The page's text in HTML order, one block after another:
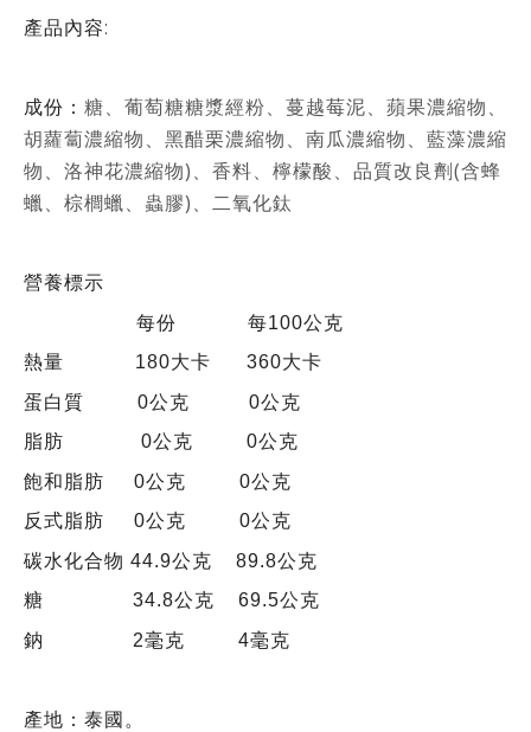
產品內容:
成份： 糖、葡萄糖糖漿經粉、蔓越莓泥、蘋果濃縮物、
胡蘿蔔濃縮物、黑醋栗濃縮物、南瓜濃縮物、藍藻濃縮
物、洛神花濃縮物)、香料、檸檬酸、品質改良劑(含蜂
蠟、棕櫚蠟、蟲膠)、二氧化鈦
營養標示
每份 每100公克
熱量 180大卡 360大卡
蛋白質 0公克 0公克
脂肪 0公克 0公克
飽和脂肪 0公克 0公克
反式脂肪 0公克 0公克
碳水化合物 44.9公克 89.8公克
糖 34.8公克 69.5公克
鈉 2毫克 4毫克
產地：泰國 。